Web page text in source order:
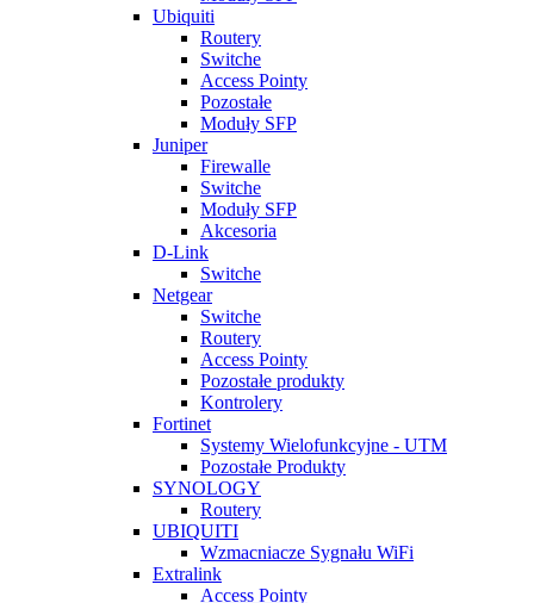
Ubiquiti
Routery
Switche
Access Pointy
Pozostałe
Moduły SFP
Juniper
Firewalle
Switche
Moduły SFP
Akcesoria
D-Link
Switche
Netgear
Switche
Routery
Access Pointy
Pozostałe produkty
Kontrolery
Fortinet
Systemy Wielofunkcyjne - UTM
Pozostałe Produkty
SYNOLOGY
Routery
UBIQUITI
Wzmacniacze Sygnału WiFi
Extralink
Access Pointy